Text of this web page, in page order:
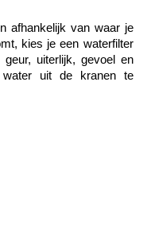
afhankelijk van waar je
kies je een waterfilter
uiterlijk, gevoel en
water uit de kranen te